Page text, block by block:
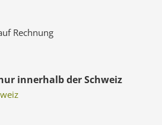
Rechnung
innerhalb der Schweiz